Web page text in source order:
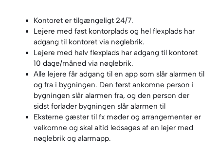
Kontoret er tilgængeligt 24/7.
Lejere med fast kontorplads og hel flexplads har
adgang til kontoret via nøglebrik.
Lejere med halv flexplads har adgang til kontoret
10 dage/måned via nøglebrik.
Alle lejere får adgang til en app som slår alarmen til
og fra i bygningen. Den først ankomne person i
bygningen slår alarmen fra, og den person der
sidst forlader bygningen slår alarmen til
Eksterne gæster til fx møder og arrangementer er
velkomne og skal altid ledsages af en lejer med
nøglebrik og alarmapp.